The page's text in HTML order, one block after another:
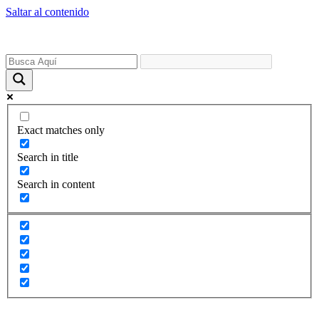
Saltar al contenido
Exact matches only
Search in title
Search in content